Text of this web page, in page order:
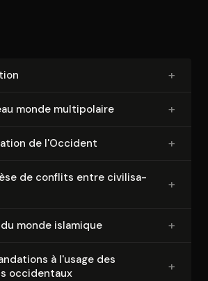
+
monde mul­ti­po­laire +
de l'Occident +
de conflits entre ci­vi­li­sa­
+
monde islamique +
à l'usage des
occidentaux
+